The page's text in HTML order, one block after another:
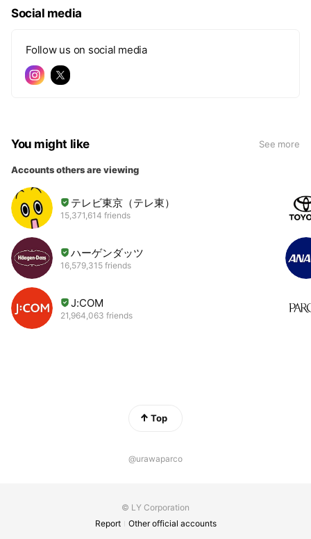
Social media
Follow us on social media
You might like See more
Accounts others are viewing
テレビ東京（テレ東）
15,371,614 friends
ハーゲンダッツ
16,579,315 friends
J:COM
21,964,063 friends
Top
@urawaparco
© LY Corporation
Report
Other official accounts